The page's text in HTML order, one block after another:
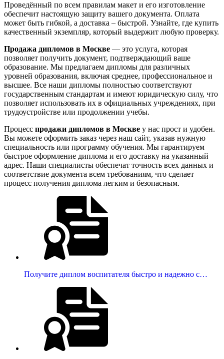
Проведённый по всем правилам макет и его изготовление
обеспечит настоящую защиту вашего документа. Оплата
может быть гибкой, а доставка – быстрой. Узнайте, где купить
качественный экземпляр, который выдержит любую проверку.
Продажа дипломов в Москве — это услуга, которая
позволяет получить документ, подтверждающий ваше
образование. Мы предлагаем дипломы для различных
уровней образования, включая среднее, профессиональное и
высшее. Все наши дипломы полностью соответствуют
государственным стандартам и имеют юридическую силу, что
позволяет использовать их в официальных учреждениях, при
трудоустройстве или продолжении учебы.
Процесс продажи дипломов в Москве у нас прост и удобен.
Вы можете оформить заказ через наш сайт, указав нужную
специальность или программу обучения. Мы гарантируем
быстрое оформление диплома и его доставку на указанный
адрес. Наши специалисты обеспечат точность всех данных и
соответствие документа всем требованиям, что сделает
процесс получения диплома легким и безопасным.
Получите диплом воспитателя быстро и надежно с…